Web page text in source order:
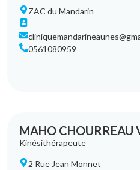
ZAC du Mandarin
0561080959
MAHO CHOURREAU
Kinésithérapeute
2 Rue Jean Monnet